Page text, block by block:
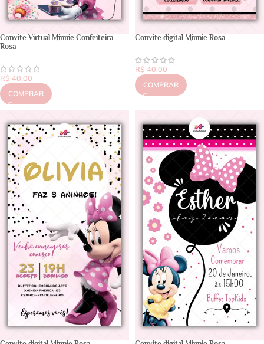
Convite Virtual Minnie Confeiteira
Rosa
R$ 40,00
COMPRAR
Convite digital Minnie Rosa
R$ 40,00
COMPRAR